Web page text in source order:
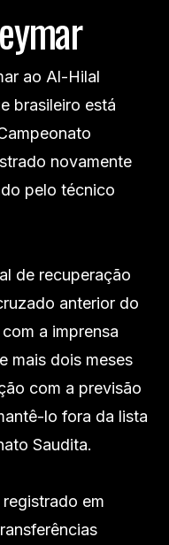
ao Al-Hilal
brasileiro está
novamente
pelo técnico
de recuperação
anterior do
a imprensa
mais dois meses
com a previsão
lo fora da lista
Saudita.
em